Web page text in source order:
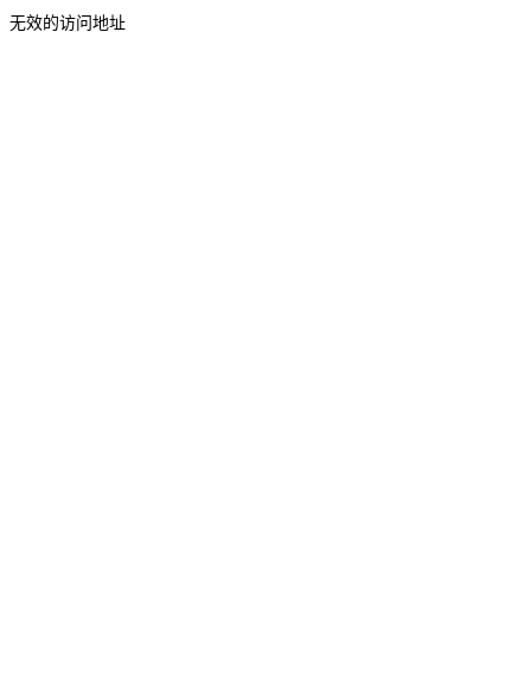
无效的访问地址